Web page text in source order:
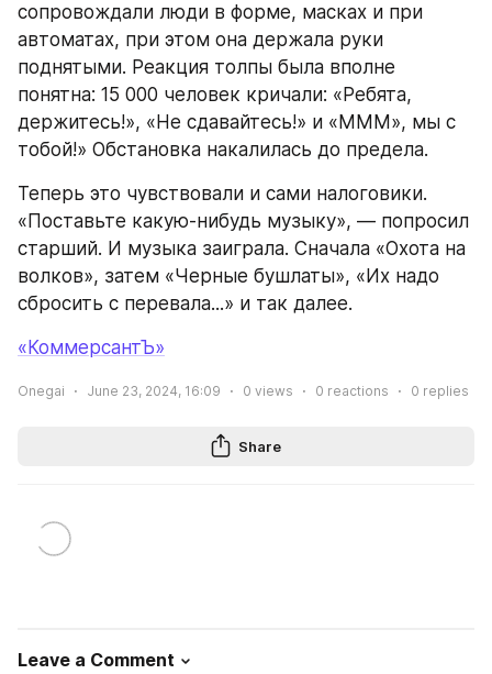
сопровождали люди в форме, масках и при
автоматах, при этом она держала руки
поднятыми. Реакция толпы была вполне
понятна: 15 000 человек кричали: «Ребята,
держитесь!», «Не сдавайтесь!» и «МММ», мы с
тобой!» Обстановка накалилась до предела.
Теперь это чувствовали и сами налоговики.
«Поставьте какую-нибудь музыку», — попросил
старший. И музыка заиграла. Сначала «Охота на
волков», затем «Черные бушлаты», «Их надо
сбросить с перевала...» и так далее.
«КоммерсантЪ»
Onegai June 23, 2024, 16:09 0 views 0 reactions 0 replies
Share
Leave a Comment